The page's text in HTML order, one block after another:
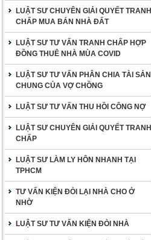
LUẬT SƯ CHUYÊN GIẢI QUYẾT TRANH
CHẤP MUA BÁN NHÀ ĐẤT
LUẬT SƯ TƯ VẤN TRANH CHẤP HỢP
ĐỒNG THUÊ NHÀ MÙA COVID
LUẬT SƯ TƯ VẤN PHÂN CHIA TÀI SẢN
CHUNG CỦA VỢ CHỒNG
LUẬT SƯ TƯ VẤN THU HỒI CÔNG NỢ
LUẬT SƯ CHUYÊN GIẢI QUYẾT TRANH
CHẤP
LUẬT SƯ LÀM LY HÔN NHANH TẠI
TPHCM
TƯ VẤN KIỆN ĐÒI LẠI NHÀ CHO Ở
NHỜ
LUẬT SƯ TƯ VẤN KIỆN ĐÒI NHÀ